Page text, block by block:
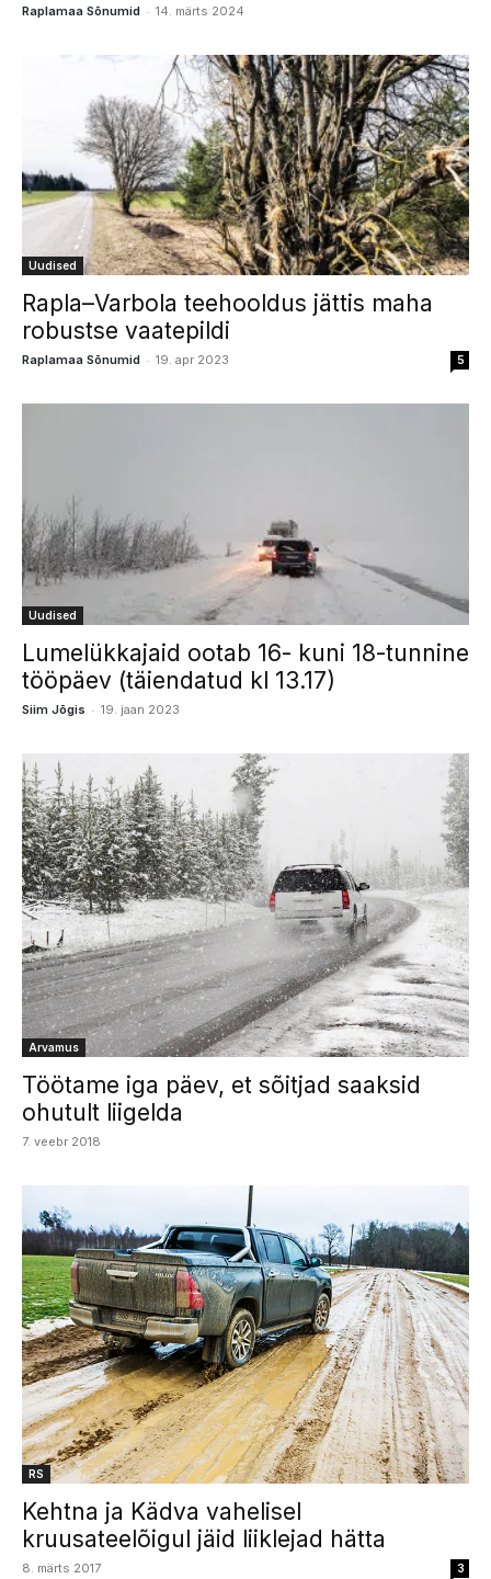
Raplamaa Sõnumid - 14. märts 2024
Uudised
Rapla–Varbola teehooldus jättis maha
robustse vaatepildi
Raplamaa Sõnumid - 19. apr 2023 5
Uudised
Lumelükkajaid ootab 16- kuni 18-tunnine
tööpäev (täiendatud kl 13.17)
Siim Jõgis - 19. jaan 2023
Arvamus
Töötame iga päev, et sõitjad saaksid
ohutult liigelda
7. veebr 2018
RS
Kehtna ja Kädva vahelisel
kruusateelõigul jäid liiklejad hätta
8. märts 2017 3